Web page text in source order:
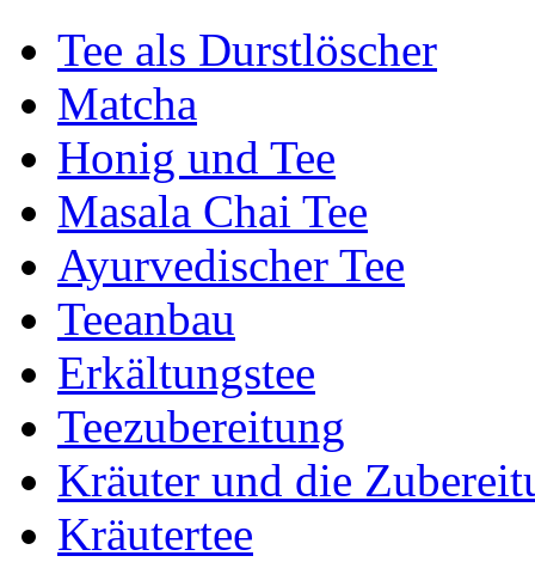
Tee als Durstlöscher
Matcha
Honig und Tee
Masala Chai Tee
Ayurvedischer Tee
Teeanbau
Erkältungstee
Teezubereitung
Kräuter und die
Kräutertee